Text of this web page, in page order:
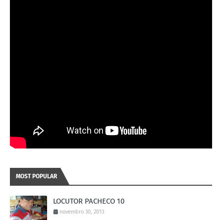
MOST POPULAR
LOCUTOR PACHECO 10
novembro 30, 2013